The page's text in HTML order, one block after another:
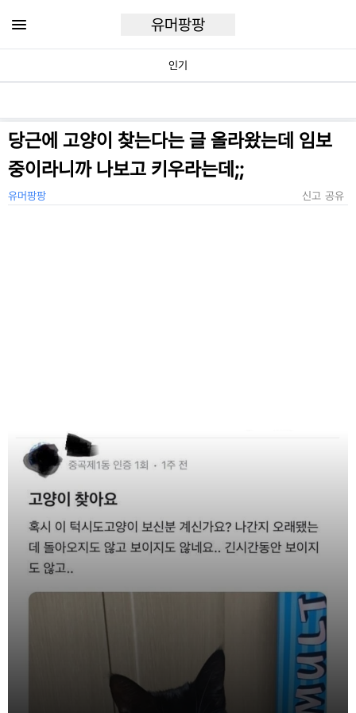
유머팡팡
인기
당근에 고양이 찾는다는 글 올라왔는데 임보
중이라니까 나보고 키우라는데;;
유머팡팡 신고 공유